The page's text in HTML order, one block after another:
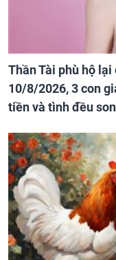
Thần Tài phù hộ
10/8/2026, 3 con
tiền và tình đều